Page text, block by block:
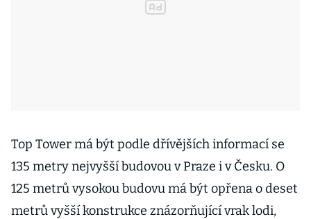
Top Tower má být podle dřívějších informací se
135 metry nejvyšší budovou v Praze i v Česku. O
125 metrů vysokou budovu má být opřena o deset
metrů vyšší konstrukce znázorňující vrak lodi,